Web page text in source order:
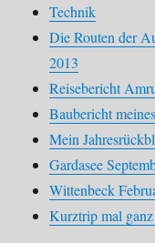
Technik
Die Routen der
2013
Reisebericht
Baubericht
Mein
Gardasee
Wittenbeck
Kurztrip mal ganz